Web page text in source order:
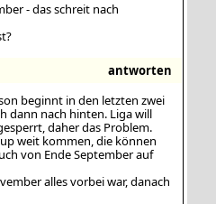
- das schreit nach
antworten
beginnt in den letzten zwei
dann nach hinten. Liga will
daher das Problem.
weit kommen, die können
von Ende September auf
alles vorbei war, danach